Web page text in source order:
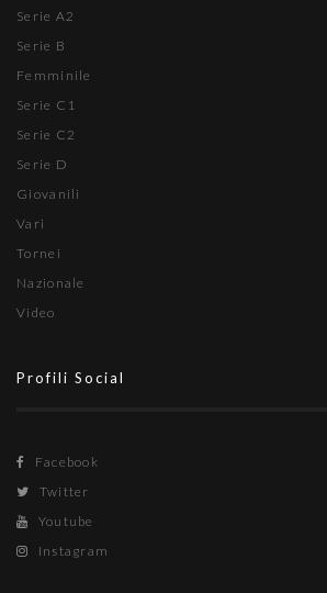
Serie A2
Serie B
Femminile
Serie C1
Serie C2
Serie D
Giovanili
Vari
Tornei
Nazionale
Video
Profili Social
Facebook
Twitter
Youtube
Instagram